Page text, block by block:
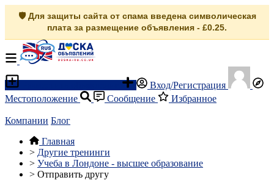
🛡️ Для защиты сайта от спама введена символическая
плата за размещение объявления - £0.25.
Вход/Регистрация
Местоположение
Сообщение Избранное
Компании Блог
Главная
> Другие тренинги
> Учеба в Лондоне - высшее образование
> Отправить другу